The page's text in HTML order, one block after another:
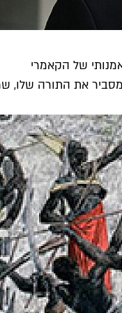
של הקאמרי
את התורה שלו,